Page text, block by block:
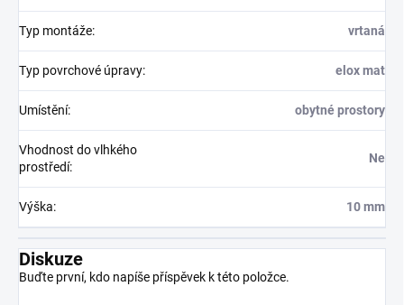
Typ montáže: vrtaná
Typ povrchové úpravy: elox mat
Umístění: obytné prostory
Vhodnost do vlhkého
prostředí:
Ne
Výška: 10 mm
Diskuze
Buďte první, kdo napíše příspěvek k této položce.